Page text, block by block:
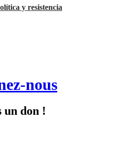
y resistencia
nous
un don !